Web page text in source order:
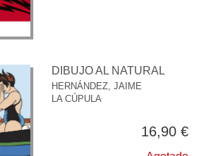
DIBUJO AL NATURAL
HERNÁNDEZ, JAIME
LA CÚPULA
16,90 €